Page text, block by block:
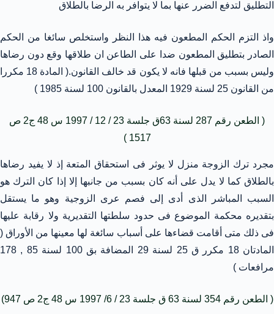
التطليق لتدفع الضرر عنها بما لا يتوافر به الرضا بالطلاق
واذ التزم الحكم المطعون فيه هذا النظر واستخلص سائغا من الحكم
الصادر بتطليق المطعون ضدا على الطاعن ان طلاقها وقع دون رضاها
وليس بسبب من قبلها فانه لا يكون قد خالف القانون.( المادة 18 مكررا
من القانون 25 لسنة 1929 المعدل بالقانون 100 لسنة 1985 )
( الطعن رقم 287 لسنة 63ق جلسة 23 / 12 / 1997 س 48 ج2 ص
1517 )
مجرد ترك الزوجة منزل لا يوثر فى استحقاق المتعة إذ لا يفيد رضاها
بالطلاق كما لا يدل على أنه كان بسبب من جانبها إلا إذا كان الترك هو
السبب المباشر الذى أدى إلى فصم عرى الزوجية وهو ما يستقل
بتقديره محكمة الموضوع فى حدود سلطتها التقديرية ولا رقابة عليها
فى ذلك متى أقامت قضاءها على أسباب سائغة لها معينها من الأوراق (
المادتان 18 مكرر ق 25 لسنة 29 المضافة بق 100 لسنة 85 , 178
مرافعات )
( الطعن رقم 354 لسنة 63 ق جلسة 23 / 6/ 1997 س 48 ج2 ص 947)